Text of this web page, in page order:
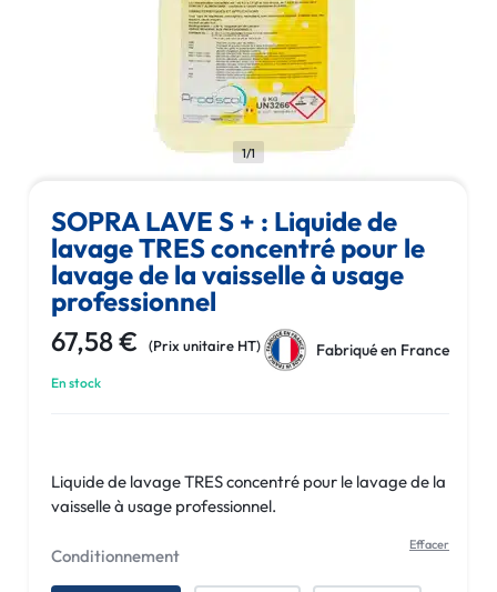
1/1
SOPRA LAVE S + : Liquide de
lavage TRES concentré pour le
lavage de la vaisselle à usage
professionnel
Fabriqué en France
67,58€
En stock
Liquide de lavage TRES concentré pour le lavage de la
vaisselle à usage professionnel.
Conditionnement
Effacer